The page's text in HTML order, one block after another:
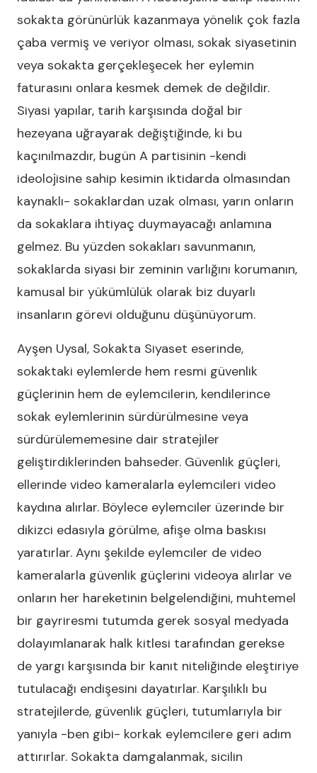
sokakta görünürlük kazanmaya yönelik çok fazla
çaba vermiş ve veriyor olması, sokak siyasetinin
veya sokakta gerçekleşecek her eylemin
faturasını onlara kesmek demek de değildir.
Siyasi yapılar, tarih karşısında doğal bir
hezeyana uğrayarak değiştiğinde, ki bu
kaçınılmazdır, bugün A partisinin -kendi
ideolojisine sahip kesimin iktidarda olmasından
kaynaklı- sokaklardan uzak olması, yarın onların
da sokaklara ihtiyaç duymayacağı anlamına
gelmez. Bu yüzden sokakları savunmanın,
sokaklarda siyasi bir zeminin varlığını korumanın,
kamusal bir yükümlülük olarak biz duyarlı
insanların görevi olduğunu düşünüyorum.
Ayşen Uysal, Sokakta Siyaset eserinde,
sokaktaki eylemlerde hem resmi güvenlik
güçlerinin hem de eylemcilerin, kendilerince
sokak eylemlerinin sürdürülmesine veya
sürdürülememesine dair stratejiler
geliştirdiklerinden bahseder. Güvenlik güçleri,
ellerinde video kameralarla eylemcileri video
kaydına alırlar. Böylece eylemciler üzerinde bir
dikizci edasıyla görülme, afişe olma baskısı
yaratırlar. Aynı şekilde eylemciler de video
kameralarla güvenlik güçlerini videoya alırlar ve
onların her hareketinin belgelendiğini, muhtemel
bir gayriresmi tutumda gerek sosyal medyada
dolayımlanarak halk kitlesi tarafından gerekse
de yargı karşısında bir kanıt niteliğinde eleştiriye
tutulacağı endişesini dayatırlar. Karşılıklı bu
stratejilerde, güvenlik güçleri, tutumlarıyla bir
yanıyla -ben gibi- korkak eylemcilere geri adım
attırırlar. Sokakta damgalanmak, sicilin